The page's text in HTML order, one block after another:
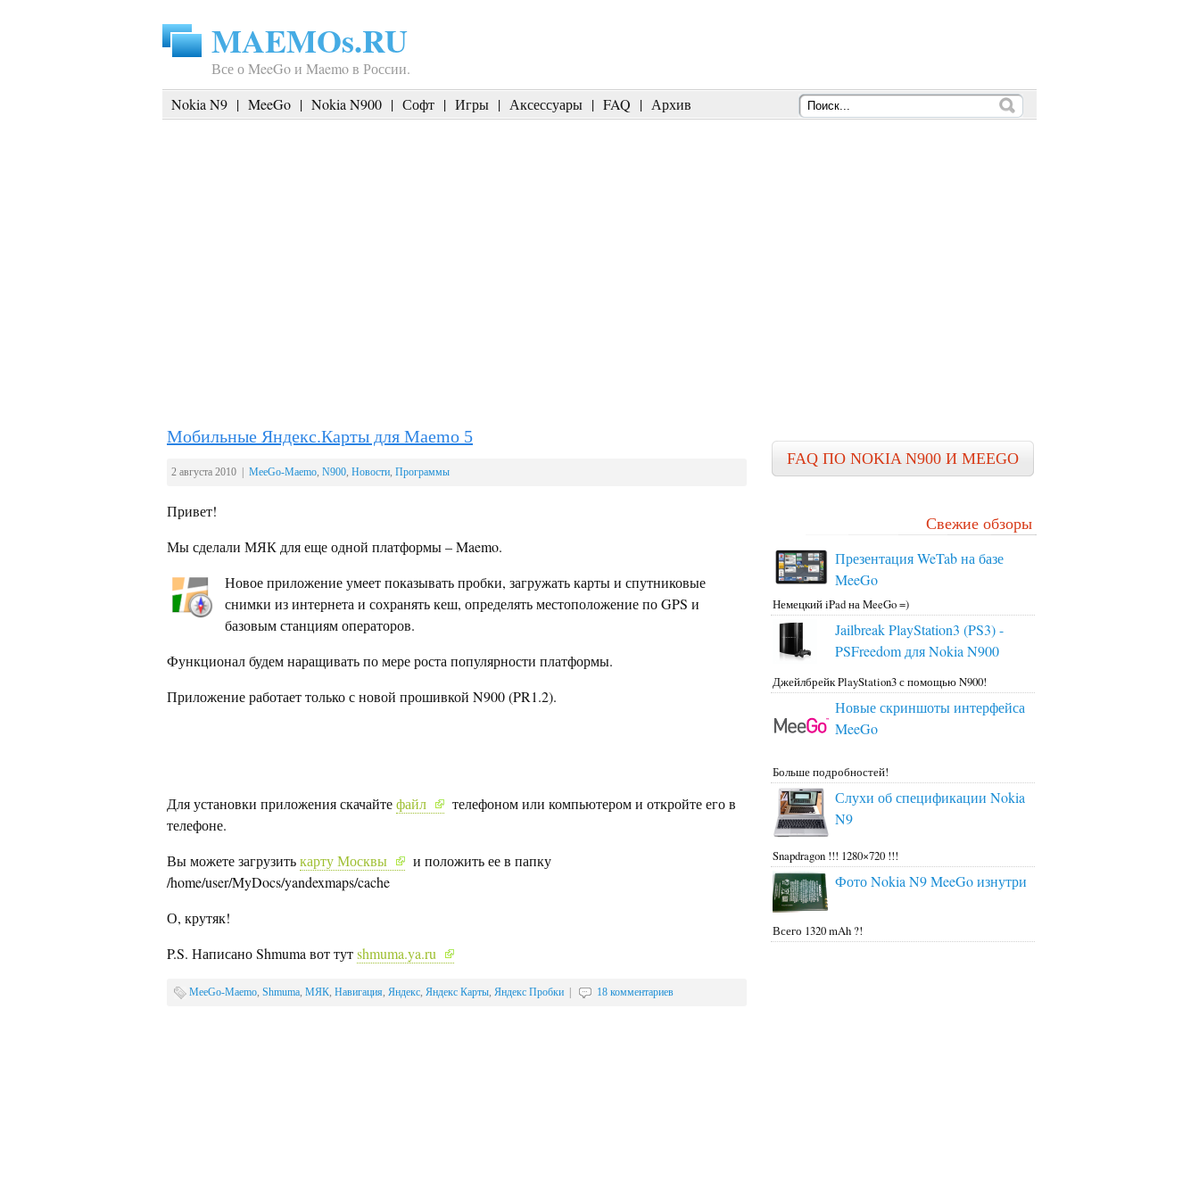
MAEMOs.RU
Все о MeeGo и Maemo в России.
Nokia N9 | MeeGo | Nokia N900 | Софт | Игры | Аксессуары | FAQ | Архив
Мобильные Яндекс.Карты для Maemo 5
2 августа 2010 | MeeGo-Maemo, N900, Новости, Программы
Привет!
Мы сделали МЯК для еще одной платформы – Maemo.
Новое приложение умеет показывать пробки, загружать карты и спутниковые
снимки из интернета и сохранять кеш, определять местоположение по GPS и
базовым станциям операторов.
Функционал будем наращивать по мере роста популярности платформы.
Приложение работает только с новой прошивкой N900 (PR1.2).
Для установки приложения скачайтефайл
телефоном или компьютером и откройте его в
телефоне.
Вы можете загрузитькарту Москвы
и положить ее в папку
/home/user/MyDocs/yandexmaps/cache
О, крутяк!
P.S. Написано Shmuma вот тутshmuma.ya.ru
MeeGo-Maemo, Shmuma, МЯК, Навигация, Яндекс, Яндекс Карты, Яндекс Пробки 18 комментариев
FAQ ПО NOKIA N900 И MEEGO
Свежие обзоры
Презентация WeTab на базе
MeeGo
Немецкий iPad на MeeGo =)
Jailbreak PlayStation3 (PS3) -
PSFreedom для Nokia N900
Джейлбрейк PlayStation3 с помощью N900!
Новые скриншоты интерфейса
MeeGo
Больше подробностей!
Слухи об спецификации Nokia
N9
Snapdragon !!! 1280×720 !!!
Фото Nokia N9 MeeGo изнутри
Всего 1320 mAh ?!